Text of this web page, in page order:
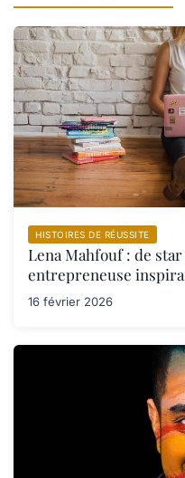
HISTOIRES DE RÉUSSITE
Lena Mahfouf : de
entrepreneuse
16 février 2026